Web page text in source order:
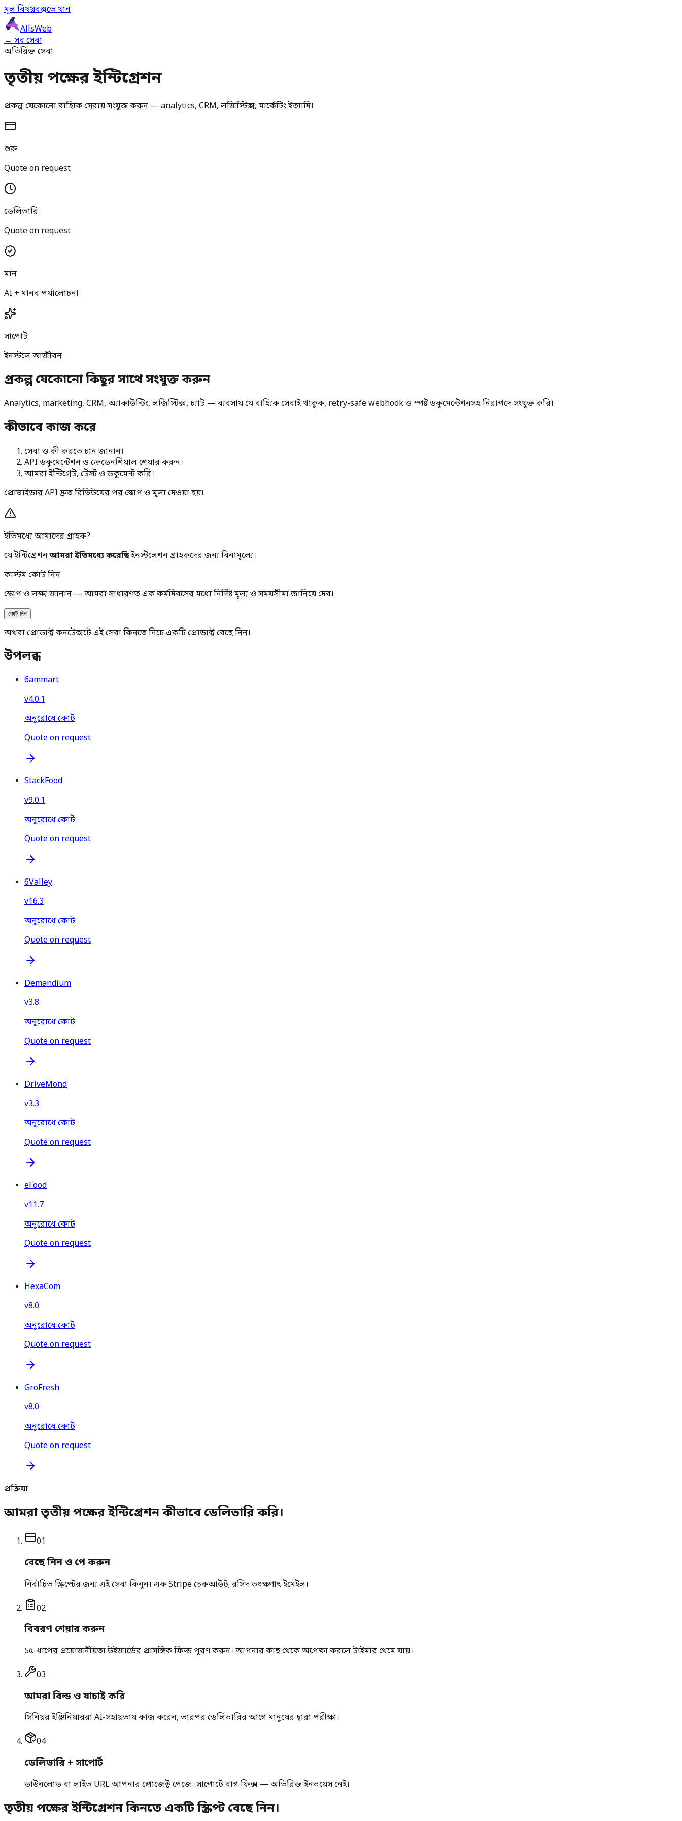
মূল বিষয়বস্তুতে যান
AllsWeb
← সব সেবা
অতিরিক্ত সেবা
তৃতীয় পক্ষের ইন্টিগ্রেশন
প্রকল্প যেকোনো বাহ্যিক সেবায় সংযুক্ত করুন — analytics, CRM, লজিস্টিক্স, মার্কেটিং ইত্যাদি।
শুরু
Quote on request
ডেলিভারি
Quote on request
মান
AI + মানব পর্যালোচনা
সাপোর্ট
ইনস্টলে আজীবন
প্রকল্প যেকোনো কিছুর সাথে সংযুক্ত করুন
Analytics, marketing, CRM, অ্যাকাউন্টিং, লজিস্টিক্স, চ্যাট — ব্যবসায় যে বাহ্যিক সেবাই থাকুক, retry-safe webhook ও স্পষ্ট ডকুমেন্টেশনসহ নিরাপদে সংযুক্ত করি।
কীভাবে কাজ করে
সেবা ও কী করতে চান জানান।
API ডকুমেন্টেশন ও ক্রেডেনশিয়াল শেয়ার করুন।
আমরা ইন্টিগ্রেট, টেস্ট ও ডকুমেন্ট করি।
প্রোভাইডার API দ্রুত রিভিউয়ের পর স্কোপ ও মূল্য দেওয়া হয়।
ইতিমধ্যে আমাদের গ্রাহক?
যে ইন্টিগ্রেশনআমরা ইতিমধ্যে করেছিইনস্টলেশন গ্রাহকদের জন্য বিনামূল্যে।
কাস্টম কোট নিন
স্কোপ ও লক্ষ্য জানান — আমরা সাধারণত এক কর্মদিবসের মধ্যে নির্দিষ্ট মূল্য ও সময়সীমা জানিয়ে দেব।
কোট নিন
অথবা প্রোডাক্ট কনটেক্সটে এই সেবা কিনতে নিচে একটি প্রোডাক্ট বেছে নিন।
উপলব্ধ
6ammart
v4.0.1
অনুরোধে কোট
Quote on request
StackFood
v9.0.1
অনুরোধে কোট
Quote on request
6Valley
v16.3
অনুরোধে কোট
Quote on request
Demandium
v3.8
অনুরোধে কোট
Quote on request
DriveMond
v3.3
অনুরোধে কোট
Quote on request
eFood
v11.7
অনুরোধে কোট
Quote on request
HexaCom
v8.0
অনুরোধে কোট
Quote on request
GroFresh
v8.0
অনুরোধে কোট
Quote on request
প্রক্রিয়া
আমরা তৃতীয় পক্ষের ইন্টিগ্রেশন কীভাবে ডেলিভারি করি।
01
বেছে নিন ও পে করুন
নির্বাচিত স্ক্রিপ্টের জন্য এই সেবা কিনুন। এক Stripe চেকআউট; রসিদ তৎক্ষণাৎ ইমেইল।
02
বিবরণ শেয়ার করুন
১৫-ধাপের প্রয়োজনীয়তা উইজার্ডের প্রাসঙ্গিক ফিল্ড পূরণ করুন। আপনার কাছ থেকে অপেক্ষা করলে টাইমার থেমে যায়।
03
আমরা বিল্ড ও যাচাই করি
সিনিয়র ইঞ্জিনিয়াররা AI-সহায়তায় কাজ করেন, তারপর ডেলিভারির আগে মানুষের দ্বারা পরীক্ষা।
04
ডেলিভারি + সাপোর্ট
ডাউনলোড বা লাইভ URL আপনার প্রোজেক্ট পেজে। সাপোর্টে বাগ ফিক্স — অতিরিক্ত ইনভয়েস নেই।
তৃতীয় পক্ষের ইন্টিগ্রেশন কিনতে একটি স্ক্রিপ্ট বেছে নিন।